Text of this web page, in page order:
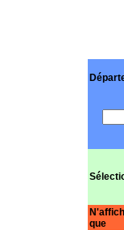
que